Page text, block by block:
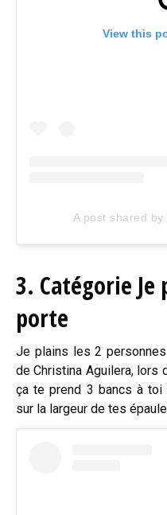
View this
A post shared
3. Catégorie Je
porte
Je plains les 2
de Christina Aguilera, lors
ça te prend 3 bancs à
sur la largeur de tes